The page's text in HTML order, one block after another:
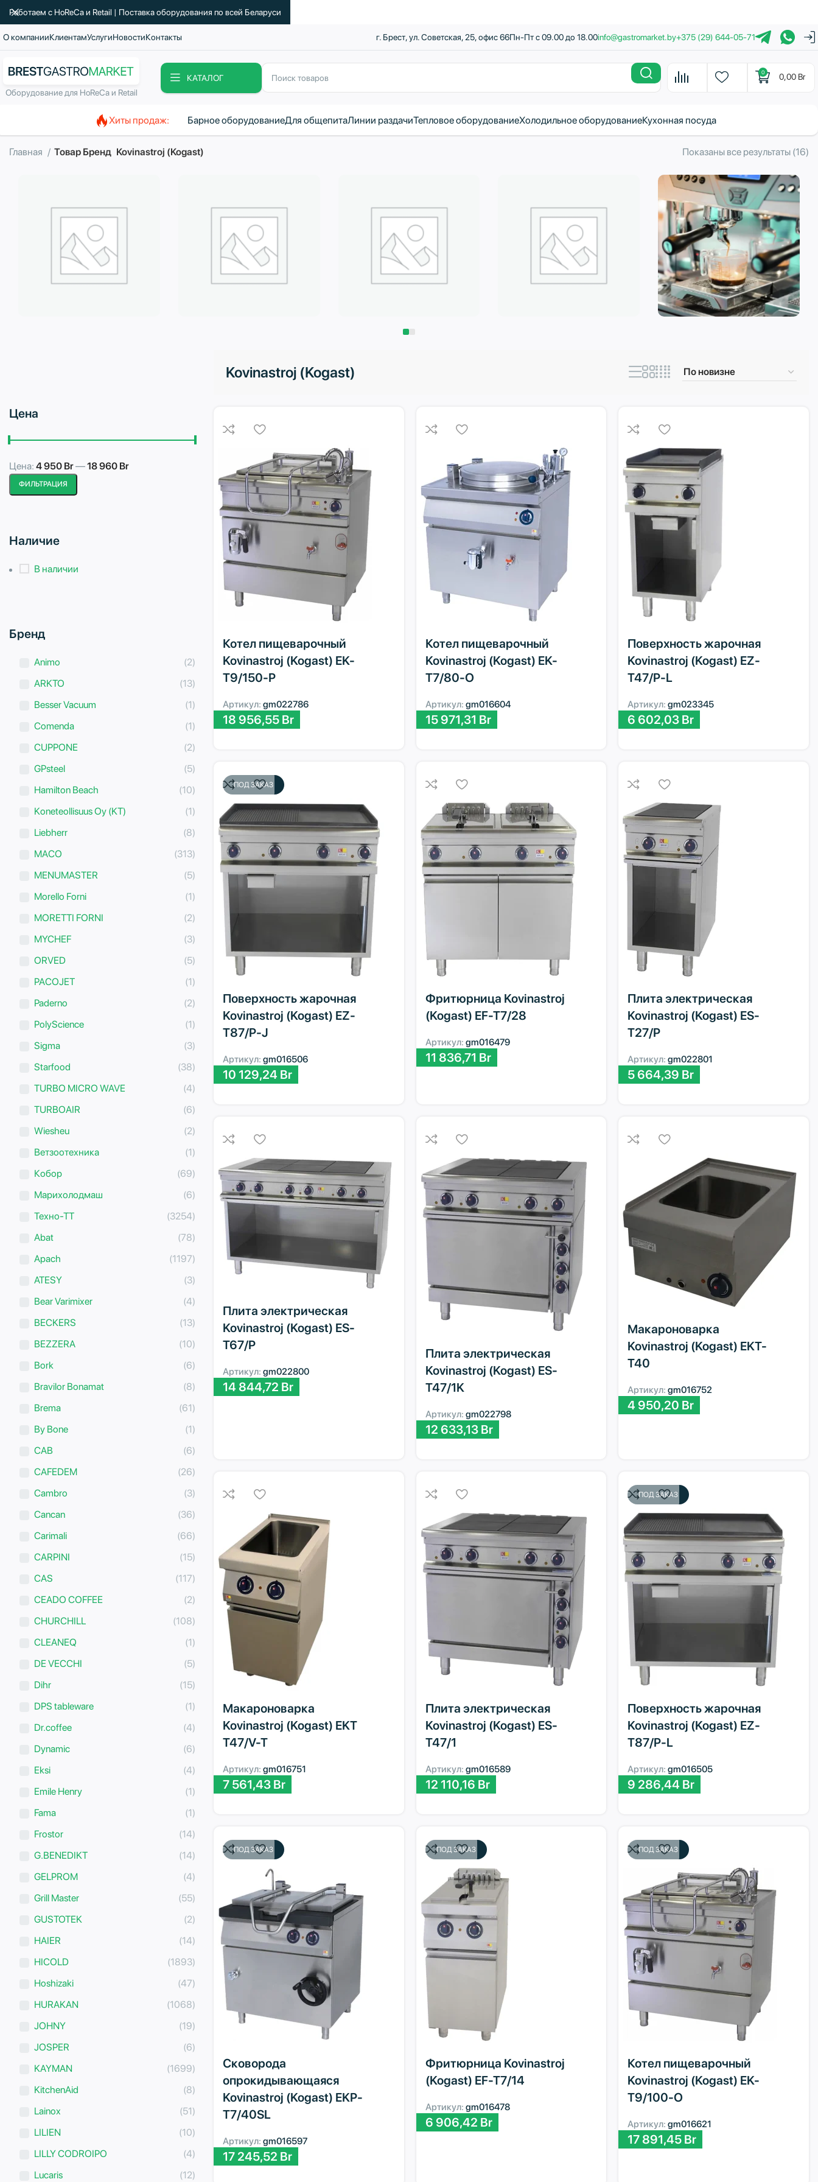
О компанииКлиентамУслугиНовостиКонтакты г. Брест, ул. Советская, 25, офис 66Пн-Пт с 09.00 до 18.00info@gastromarket.by+375 (29) 644-05-71
Оборудование для HoReCa и Retail
КАТАЛОГ
0 0,00 Br
Хиты продаж: Барное оборудованиеДля общепитаЛинии раздачиТепловое оборудованиеХолодильное оборудованиеКухонная посуда
Главная Товар Бренд Kovinastroj (Kogast) Показаны все результаты (16)
Цена
Минимальная
цена
Максимальная
цена
ФИЛЬТРАЦИЯ
Цена: 4 950 Br—18 960 Br
Наличие
В наличии
Бренд
Animo
(2)
ARKTO
(13)
Besser Vacuum
(1)
Comenda
(1)
CUPPONE
(2)
GPsteel
(5)
Hamilton Beach
(10)
Koneteollisuus Oy (KT)
(1)
Liebherr
(8)
MACO
(313)
MENUMASTER
(5)
Morello Forni
(1)
MORETTI FORNI
(2)
MYCHEF
(3)
ORVED
(5)
PACOJET
(1)
Paderno
(2)
PolyScience
(1)
Sigma
(3)
Starfood
(38)
TURBO MICRO WAVE
(4)
TURBOAIR
(6)
Wiesheu
(2)
Ветзоотехника
(1)
Кобор
(69)
Марихолодмаш
(6)
Техно-ТТ
(3254)
Abat
(78)
Apach
(1197)
ATESY
(3)
Bear Varimixer
(4)
BECKERS
(13)
BEZZERA
(10)
Bork
(6)
Bravilor Bonamat
(8)
Brema
(61)
By Bone
(1)
CAB
(6)
CAFEDEM
(26)
Cambro
(3)
Cancan
(36)
Carimali
(66)
CARPINI
(15)
CAS
(117)
CEADO COFFEE
(2)
CHURCHILL
(108)
CLEANEQ
(1)
DE VECCHI
(5)
Dihr
(15)
DPS tableware
(1)
Dr.coffee
(4)
Dynamic
(6)
Eksi
(4)
Emile Henry
(1)
Fama
(1)
Frostor
(14)
G.BENEDIKT
(14)
GELPROM
(4)
Grill Master
(55)
GUSTOTEK
(2)
HAIER
(14)
HICOLD
(1893)
Hoshizaki
(47)
HURAKAN
(1068)
JOHNY
(19)
JOSPER
(6)
KAYMAN
(1699)
KitchenAid
(8)
Lainox
(51)
LILIEN
(10)
LILLY CODROIPO
(4)
Lucaris
(12)
Kovinastroj (Kogast)
Котел пищеварочный
Kovinastroj (Kogast) EK-
T9/150-P
Артикул: gm022786
18 956,55 Br
Котел пищеварочный
Kovinastroj (Kogast) EK-
T7/80-O
Артикул: gm016604
15 971,31 Br
Поверхность жарочная
Kovinastroj (Kogast) EZ-
T47/P-L
Артикул:gm023345
6 602,03 Br
ПОД ЗАКАЗ
Поверхность жарочная
Kovinastroj (Kogast) EZ-
T87/P-J
Артикул: gm016506
10 129,24 Br
Фритюрница Kovinastroj
(Kogast) EF-T7/28
Артикул: gm016479
11 836,71 Br
Плита электрическая
Kovinastroj (Kogast) ES-
T27/P
Артикул:gm022801
5 664,39 Br
Плита электрическая
Kovinastroj (Kogast) ES-
T67/P
Артикул: gm022800
14 844,72 Br
Плита электрическая
Kovinastroj (Kogast) ES-
T47/1K
Артикул: gm022798
12 633,13 Br
Макароноварка
Kovinastroj (Kogast) EKT-
T40
Артикул:gm016752
4 950,20 Br
Макароноварка
Kovinastroj (Kogast) EKT
T47/V-T
Артикул: gm016751
7 561,43 Br
Плита электрическая
Kovinastroj (Kogast) ES-
T47/1
Артикул: gm016589
12 110,16 Br
ПОД ЗАКАЗ
Поверхность жарочная
Kovinastroj (Kogast) EZ-
T87/P-L
Артикул:gm016505
9 286,44 Br
ПОД ЗАКАЗ
Сковорода
опрокидывающаяся
Kovinastroj (Kogast) EKP-
T7/40SL
Артикул: gm016597
17 245,52 Br
ПОД ЗАКАЗ
Фритюрница Kovinastroj
(Kogast) EF-T7/14
Артикул: gm016478
6 906,42 Br
ПОД ЗАКАЗ
Котел пищеварочный
Kovinastroj (Kogast) EK-
T9/100-O
Артикул:gm016621
17 891,45 Br
Работаем с HoReCa и Retail | Поставка оборудования по всей Беларуси